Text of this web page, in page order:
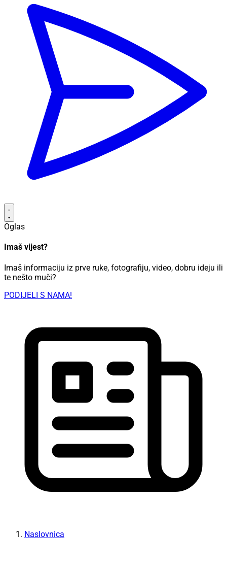
Oglas
Imaš vijest?
Imaš informaciju iz prve ruke, fotografiju, video, dobru ideju ili
te nešto muči?
PODIJELI S NAMA!
Naslovnica